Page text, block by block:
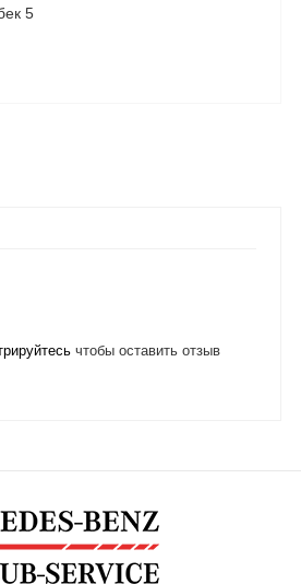
5
чтобы оставить отзыв